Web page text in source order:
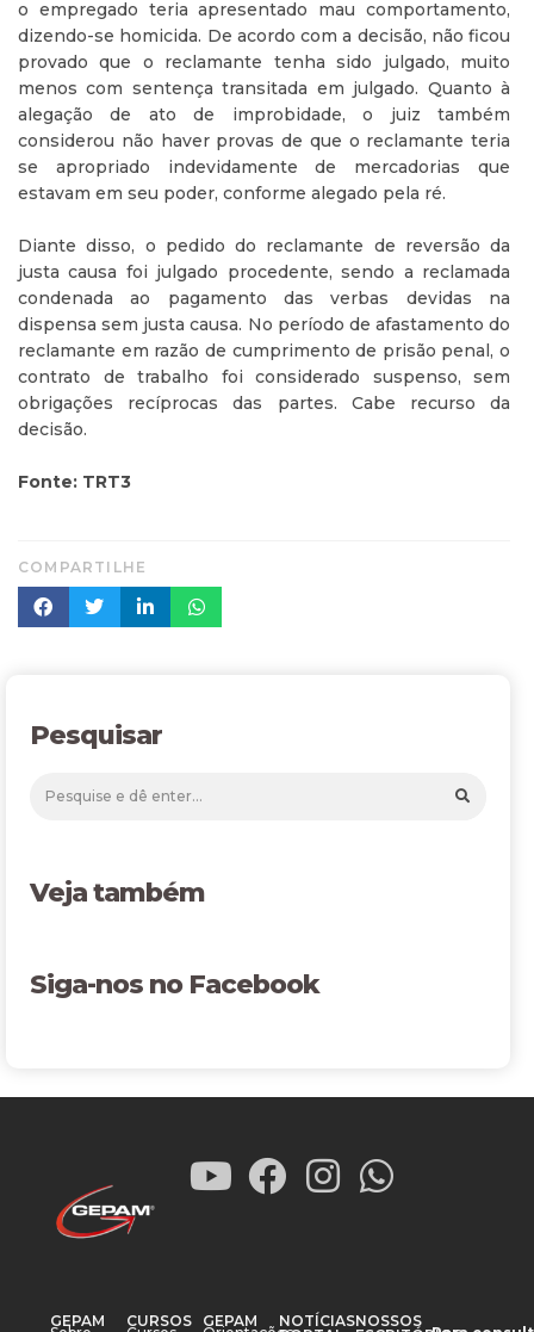
o empregado teria apresentado mau comportamento,
dizendo-se homicida. De acordo com a decisão, não ficou
provado que o reclamante tenha sido julgado, muito
menos com sentença transitada em julgado. Quanto à
alegação de ato de improbidade, o juiz também
considerou não haver provas de que o reclamante teria
se apropriado indevidamente de mercadorias que
estavam em seu poder, conforme alegado pela ré.
Diante disso, o pedido do reclamante de reversão da
justa causa foi julgado procedente, sendo a reclamada
condenada ao pagamento das verbas devidas na
dispensa sem justa causa. No período de afastamento do
reclamante em razão de cumprimento de prisão penal, o
contrato de trabalho foi considerado suspenso, sem
obrigações recíprocas das partes. Cabe recurso da
decisão.
Fonte: TRT3
COMPARTILHE
Pesquisar
Veja também
Siga-nos no Facebook
GEPAM CURSOS GEPAM
NOTÍCIASNOSSOS